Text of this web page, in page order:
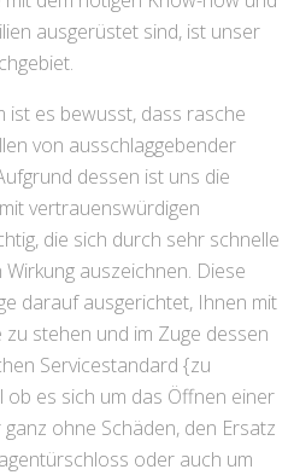
ausgerüstet sind, ist unser
ist es bewusst, dass rasche
von ausschlaggebender
dessen ist uns die
vertrauenswürdigen
die sich durch sehr schnelle
auszeichnen. Diese
darauf ausgerichtet, Ihnen mit
stehen und im Zuge dessen
Servicestandard {zu
es sich um das Öffnen einer
ohne Schäden, den Ersatz
oder auch um